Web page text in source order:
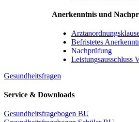
Anerkenntnis und
Befristetes
Nachprüfung
Leistungsausschluss
Gesundheitsfragen
Service & Downloads
Gesundheitsfragebogen BU